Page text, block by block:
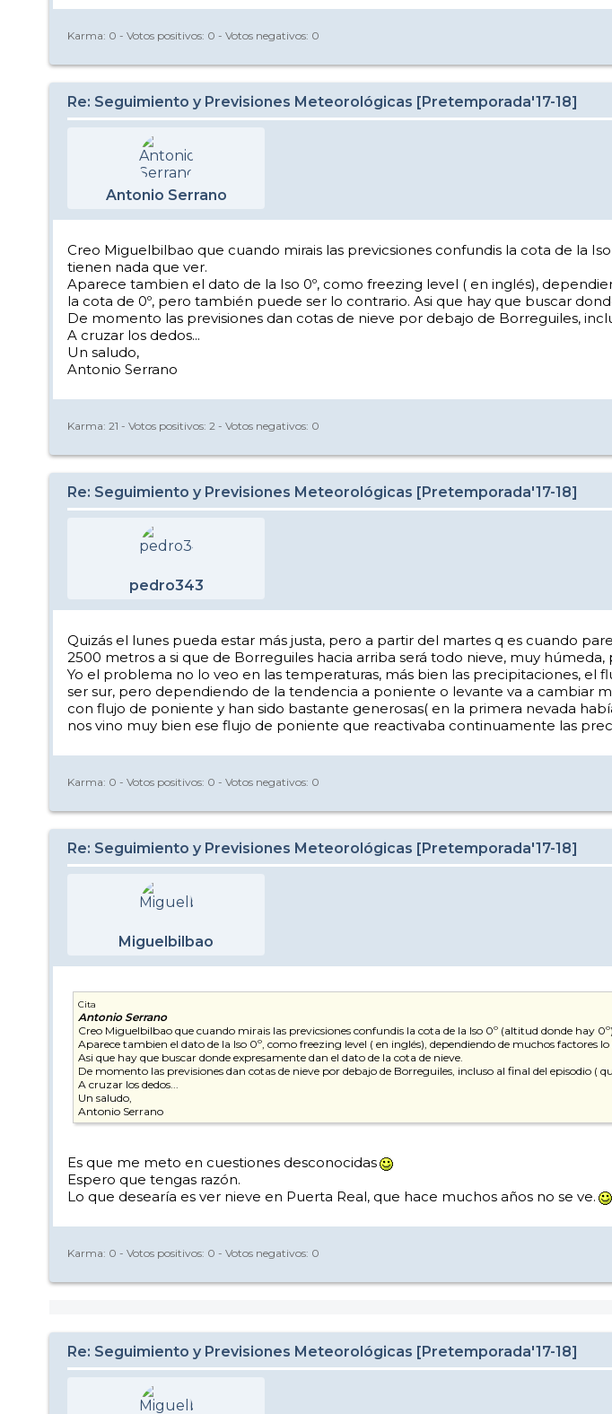
Karma: 0 - Votos positivos: 0 - Votos negativos: 0
Re: Seguimiento y Previsiones Meteorológicas [Pretemporada'17-18]
Antonio Serrano
Creo Miguelbilbao que cuando mirais las previcsiones confundis la cota de la
tienen nada que ver.
Aparece tambien el dato de la Iso 0º, como freezing level ( en inglés),
la cota de 0º, pero también puede ser lo contrario. Asi que hay que buscar
De momento las previsiones dan cotas de nieve por debajo de Borreguiles,
A cruzar los dedos...
Un saludo,
Antonio Serrano
Karma: 21 - Votos positivos: 2 - Votos negativos: 0
Re: Seguimiento y Previsiones Meteorológicas [Pretemporada'17-18]
pedro343
Quizás el lunes pueda estar más justa, pero a partir del martes q es cuando
2500 metros a si que de Borreguiles hacia arriba será todo nieve, muy húmeda,
Yo el problema no lo veo en las temperaturas, más bien las precipitaciones, el
ser sur, pero dependiendo de la tendencia a poniente o levante va a cambiar
con flujo de poniente y han sido bastante generosas( en la primera nevada
nos vino muy bien ese flujo de poniente que reactivaba continuamente las
Karma: 0 - Votos positivos: 0 - Votos negativos: 0
Re: Seguimiento y Previsiones Meteorológicas [Pretemporada'17-18]
Miguelbilbao
Cita
Antonio Serrano
Creo Miguelbilbao que cuando mirais las previcsiones confundis la cota de la Iso 0º (altitud donde hay
Aparece tambien el dato de la Iso 0º, como freezing level ( en inglés), dependiendo de muchos factores
Asi que hay que buscar donde expresamente dan el dato de la cota de nieve.
De momento las previsiones dan cotas de nieve por debajo de Borreguiles, incluso al final del episodio (
A cruzar los dedos...
Un saludo,
Antonio Serrano
Es que me meto en cuestiones desconocidas
Espero que tengas razón.
Lo que desearía es ver nieve en Puerta Real, que hace muchos años no se ve.
Karma: 0 - Votos positivos: 0 - Votos negativos: 0
Re: Seguimiento y Previsiones Meteorológicas [Pretemporada'17-18]